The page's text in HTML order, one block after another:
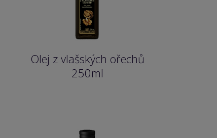
Olej z vlašských ořechů
250ml